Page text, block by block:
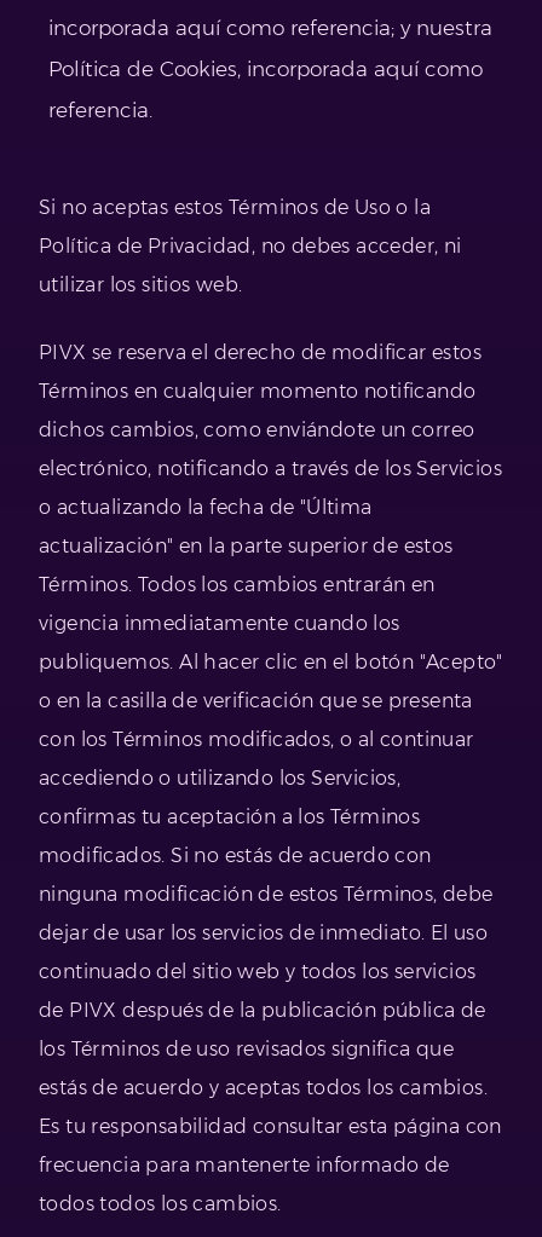
incorporada aquí como referencia; y nuestra
Política de Cookies, incorporada aquí como
referencia.
Si no aceptas estos Términos de Uso o la
Política de Privacidad, no debes acceder, ni
utilizar los sitios web.
PIVX se reserva el derecho de modificar estos
Términos en cualquier momento notificando
dichos cambios, como enviándote un correo
electrónico, notificando a través de los Servicios
o actualizando la fecha de "Última
actualización" en la parte superior de estos
Términos. Todos los cambios entrarán en
vigencia inmediatamente cuando los
publiquemos. Al hacer clic en el botón "Acepto"
o en la casilla de verificación que se presenta
con los Términos modificados, o al continuar
accediendo o utilizando los Servicios,
confirmas tu aceptación a los Términos
modificados. Si no estás de acuerdo con
ninguna modificación de estos Términos, debe
dejar de usar los servicios de inmediato. El uso
continuado del sitio web y todos los servicios
de PIVX después de la publicación pública de
los Términos de uso revisados significa que
estás de acuerdo y aceptas todos los cambios.
Es tu responsabilidad consultar esta página con
frecuencia para mantenerte informado de
todos todos los cambios.